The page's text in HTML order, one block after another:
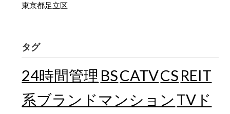
東京都足立区
タグ
24時間管理 BSCATVCS REIT
系ブランドマンション TVド